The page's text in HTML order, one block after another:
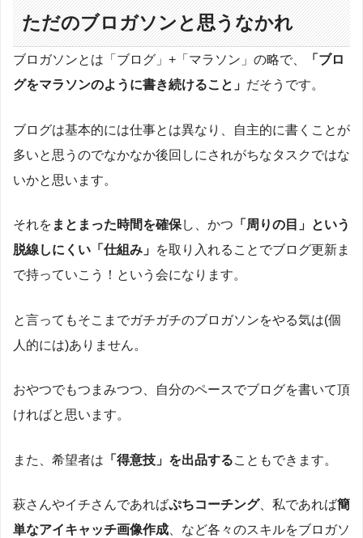
ただのブロガソンと思うなかれ
ブロガソンとは「ブログ」+「マラソン」の略で、
「ブロ
グをマラソンのように書き続けること」 だそうです。
ブログは基本的には仕事とは異なり、自主的に書くことが
多いと思うのでなかなか後回しにされがちなタスクではな
いかと思います。
それを まとまった時間を確保し、かつ 「周りの目」という
脱線しにくい「仕組み」 を取り入れることでブログ更新ま
で持っていこう！という会になります。
と言ってもそこまでガチガチのブロガソンをやる気は(個
人的には)ありません。
おやつでもつまみつつ、自分のペースでブログを書いて頂
ければと思います。
また、希望者は 「得意技」を出品することもできます。
萩さんやイチさんであればぷちコーチング、私であれば簡
単なアイキャッチ画像作成 、など各々のスキルをブロガソ